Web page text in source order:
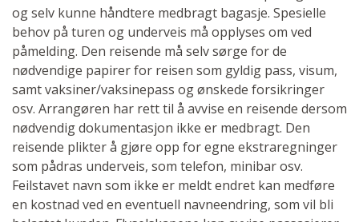
og selv kunne håndtere medbragt bagasje. Spesielle
behov på turen og underveis må opplyses om ved
påmelding. Den reisende må selv sørge for de
nødvendige papirer for reisen som gyldig pass, visum,
samt vaksiner/vaksinepass og ønskede forsikringer
osv. Arrangøren har rett til å avvise en reisende dersom
nødvendig dokumentasjon ikke er medbragt. Den
reisende plikter å gjøre opp for egne ekstraregninger
som pådras underveis, som telefon, minibar osv.
Feilstavet navn som ikke er meldt endret kan medføre
en kostnad ved en eventuell navneendring, som vil bli